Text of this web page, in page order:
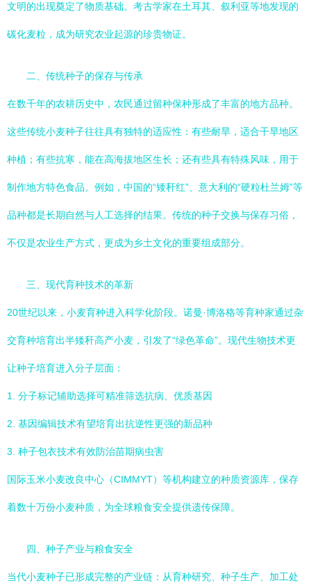
文明的出现奠定了物质基础。考古学家在土耳其、叙利亚等地发现的
碳化麦粒，成为研究农业起源的珍贵物证。
二、传统种子的保存与传承
在数千年的农耕历史中，农民通过留种保种形成了丰富的地方品种。
这些传统小麦种子往往具有独特的适应性：有些耐旱，适合干旱地区
种植；有些抗寒，能在高海拔地区生长；还有些具有特殊风味，用于
制作地方特色食品。例如，中国的“矮秆红”、意大利的“硬粒杜兰姆”等
品种都是长期自然与人工选择的结果。传统的种子交换与保存习俗，
不仅是农业生产方式，更成为乡土文化的重要组成部分。
三、现代育种技术的革新
20世纪以来，小麦育种进入科学化阶段。诺曼·博洛格等育种家通过杂
交育种培育出半矮秆高产小麦，引发了“绿色革命”。现代生物技术更
让种子培育进入分子层面：
1. 分子标记辅助选择可精准筛选抗病、优质基因
2. 基因编辑技术有望培育出抗逆性更强的新品种
3. 种子包衣技术有效防治苗期病虫害
国际玉米小麦改良中心（CIMMYT）等机构建立的种质资源库，保存
着数十万份小麦种质，为全球粮食安全提供遗传保障。
四、种子产业与粮食安全
当代小麦种子已形成完整的产业链：从育种研究、种子生产、加工处